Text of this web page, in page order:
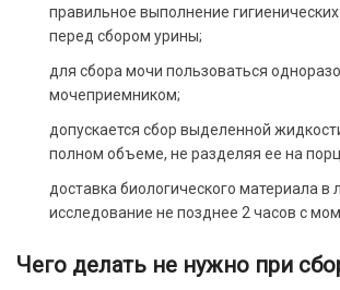
правильное выполнение
перед сбором урины;
для сбора мочи пользоваться
мочеприемником;
допускается сбор выделенной
полном объеме, не разделяя ее на
доставка биологического материала в
исследование не позднее 2 часов с
Чего делать не нужно при